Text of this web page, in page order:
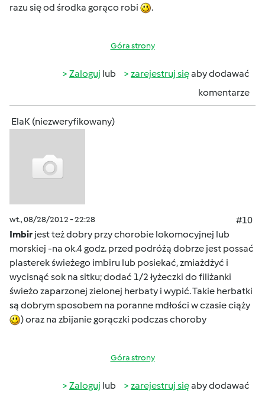
razu się od środka gorąco robi
.
Góra strony
Zaloguj lub zarejestruj sięaby dodawać
komentarze
ElaK (niezweryfikowany)
wt., 08/28/2012 - 22:28
#10
Imbir jest też dobry przy chorobie lokomocyjnej lub
morskiej -na ok.4 godz. przed podróżą dobrze jest possać
plasterek świeżego imbiru lub posiekać, zmiażdżyć i
wycisnąć sok na sitku; dodać 1/2 łyżeczki do filiżanki
świeżo zaparzonej zielonej herbaty i wypić. Takie herbatki
są dobrym sposobem na poranne mdłości w czasie ciąży
) oraz na zbijanie gorączki podczas choroby
Góra strony
Zaloguj lub zarejestruj sięaby dodawać